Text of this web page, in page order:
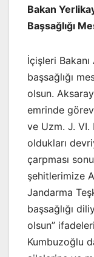
Bakan
Başsağlığı
İçişleri Bakanı
başsağlığı
olsun.
emrinde
ve Uzm. J.
oldukları
çarpması
şehitlerimize
Jandarma
başsağlığı
olsun”
Kumbuzoğlu